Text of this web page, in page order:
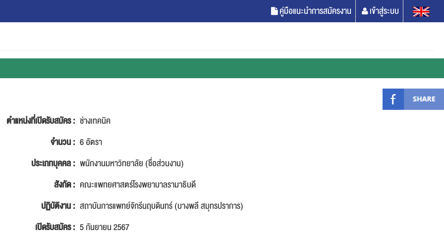
คู่มือแนะนำการสมัครงาน เข้าสู่ระบบ
ตำแหน่งที่เปิดรับสมัคร : ช่างเทคนิค
จำนวน : 6 อัตรา
ประเภทบุคคล : พนักงานมหาวิทยาลัย (ชื่อส่วนงาน)
สังกัด : คณะแพทยศาสตร์โรงพยาบาลรามาธิบดี
ปฏิบัติงาน : สถาบันการแพทย์จักรีนฤบดินทร์ (บางพลี สมุทรปราการ)
เปิดรับสมัคร : 5 กันยายน 2567